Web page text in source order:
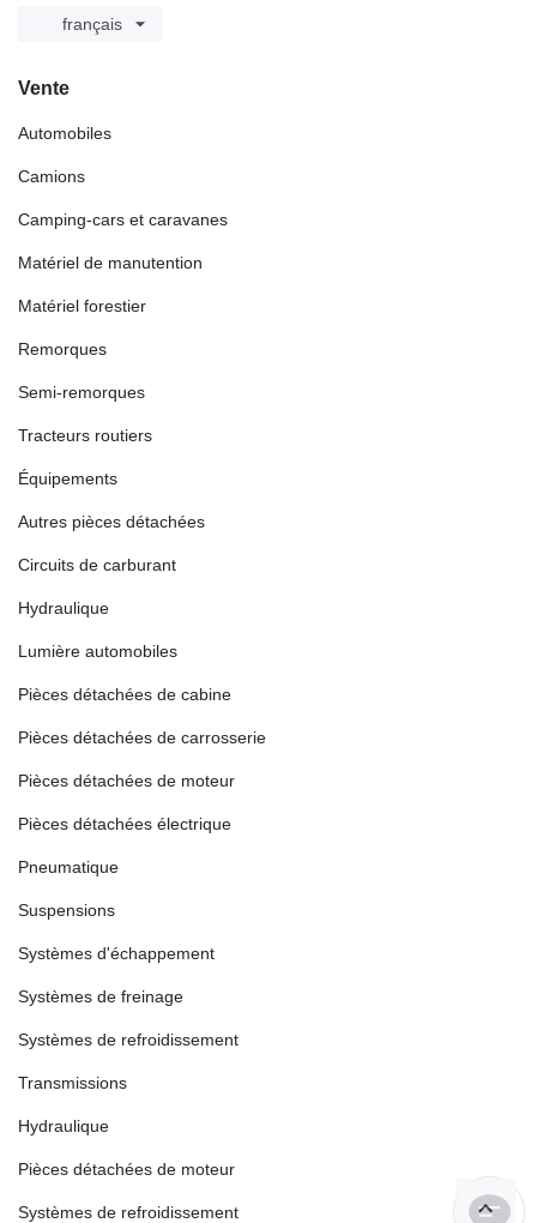
français
Vente
Automobiles
Camions
Camping-cars et caravanes
Matériel de manutention
Matériel forestier
Remorques
Semi-remorques
Tracteurs routiers
Équipements
Autres pièces détachées
Circuits de carburant
Hydraulique
Lumière automobiles
Pièces détachées de cabine
Pièces détachées de carrosserie
Pièces détachées de moteur
Pièces détachées électrique
Pneumatique
Suspensions
Systèmes d'échappement
Systèmes de freinage
Systèmes de refroidissement
Transmissions
Hydraulique
Pièces détachées de moteur
Systèmes de refroidissement